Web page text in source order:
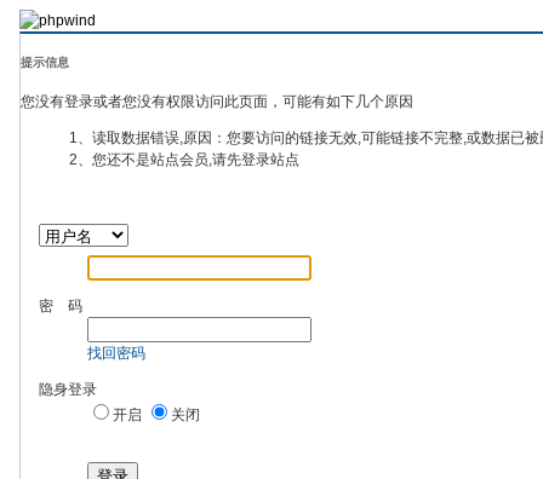
提示信息
您没有登录或者您没有权限访问此页面，可能有如下几个原因
1、读取数据错误,原因：您要访问的链接无效,可能链接不完整,或数据已
2、您还不是站点会员,请先登录站点
密 码
找回密码
隐身登录
开启
关闭